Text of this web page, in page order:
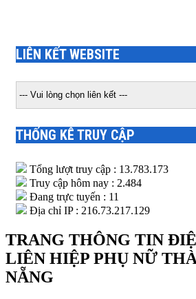
LIÊN KẾT WEBSITE
THỐNG KÊ TRUY CẬP
Tổng lượt truy cập : 13.783.173
Truy cập hôm nay : 2.484
Đang trực tuyến : 11
Địa chỉ IP : 216.73.217.129
TRANG THÔNG TIN
LIÊN HIỆP PHỤ NỮ
NẴNG